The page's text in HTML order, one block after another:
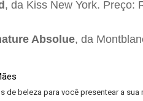
, da Kiss New York. Preço:
Absolue, da
de beleza para você presentear a sua